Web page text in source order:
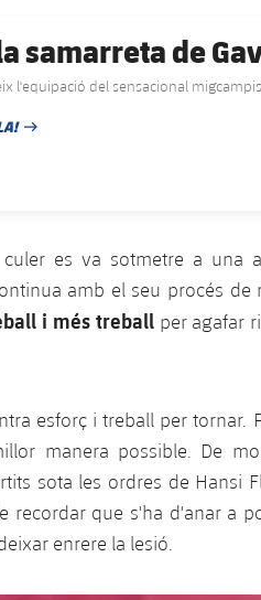
samarreta de
l'equipació del sensacional
es va sotmetre a una
amb el seu procés de
i més treballper agafar
esforç i treball per tornar.
manera possible. De
sota les ordres de Hansi
recordar que s'ha d'anar a
enrere la lesió.